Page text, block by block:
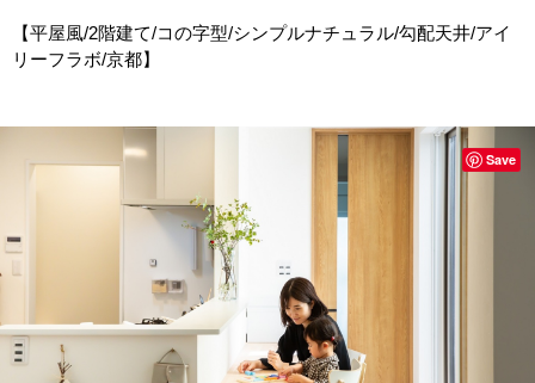
【平屋風/2階建て/コの字型/シンプルナチュラル/勾配天井/アイ
リーフラボ/京都】
Save